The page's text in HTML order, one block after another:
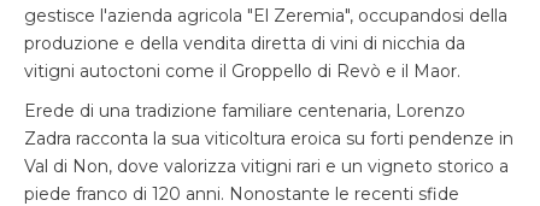
gestisce l'azienda agricola "El Zeremia", occupandosi della
produzione e della vendita diretta di vini di nicchia da
vitigni autoctoni come il Groppello di Revò e il Maor.
Erede di una tradizione familiare centenaria, Lorenzo
Zadra racconta la sua viticoltura eroica su forti pendenze in
Val di Non, dove valorizza vitigni rari e un vigneto storico a
piede franco di 120 anni. Nonostante le recenti sfide